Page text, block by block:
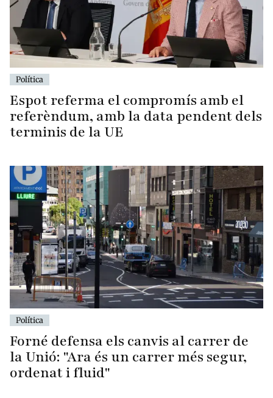
Política
Espot referma el compromís amb el
referèndum, amb la data pendent dels
terminis de la UE
Política
Forné defensa els canvis al carrer de
la Unió: "Ara és un carrer més segur,
ordenat i fluid"